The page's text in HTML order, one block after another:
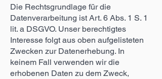
Die Rechtsgrundlage für die
Datenverarbeitung ist Art. 6 Abs. 1 S. 1
lit. a DSGVO. Unser berechtigtes
Interesse folgt aus oben aufgelisteten
Zwecken zur Datenerhebung. In
keinem Fall verwenden wir die
erhobenen Daten zu dem Zweck,